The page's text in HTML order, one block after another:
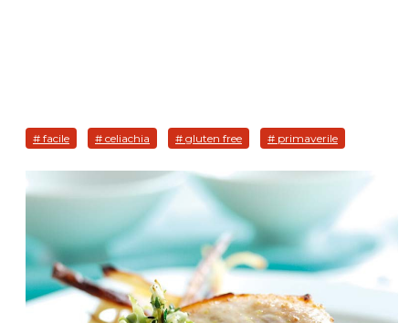
# facile # celiachia # gluten free # primaverile